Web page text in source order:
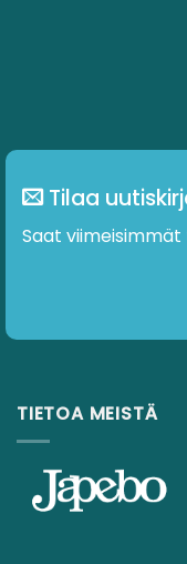
Tilaa
Saat
TIETOA MEISTÄ